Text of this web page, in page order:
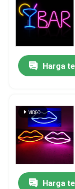
Lampu pencuci
Di bawah
profil
dipimpin lampu
Panel Akrilik
Harga
Harga